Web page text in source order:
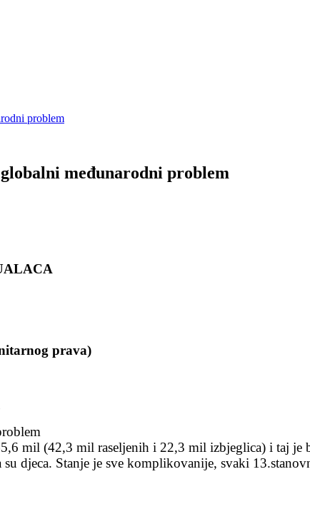
problem
međunarodni problem
prava)
mil (42,3 mil raseljenih i 22,3 mil izbjeglica) i taj
djeca. Stanje je sve komplikovanije, svaki